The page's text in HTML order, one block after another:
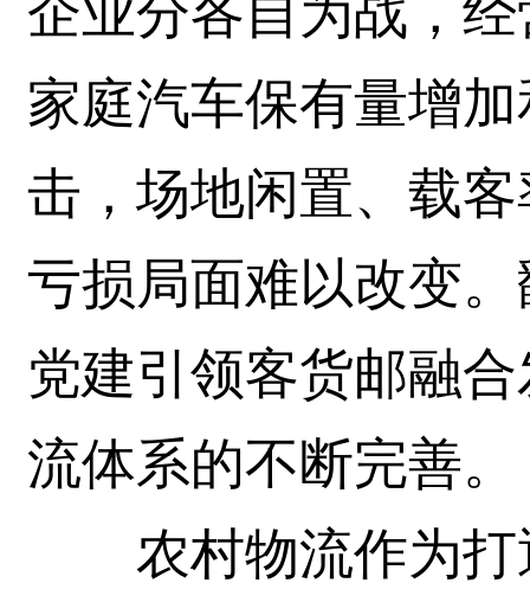
企业分各自为战，
家庭汽车保有量增
击，场地闲置、载
亏损局面难以改变
党建引领客货邮融
流体系的不断完善。
农村物流作为打